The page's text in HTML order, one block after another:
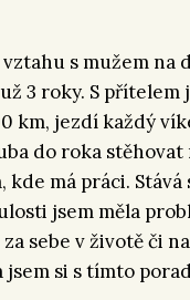
s mužem na
3 roky. S přítelem
km, jezdí každý
do roka stěhovat
kde má práci. Stává
jsem měla
sebe v životě či
jsem si s tímto